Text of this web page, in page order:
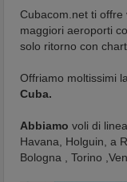
Cubacom.net ti offre
maggiori aeroporti
solo ritorno con
Offriamo moltissimi
Cuba.
Abbiamovoli di
Havana, Holguin, a
Bologna , Torino